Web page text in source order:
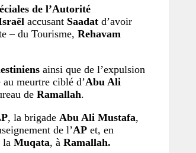
de l’Autorité
accusant Saadat d’avoir
– du Tourisme, Rehavam
ainsi que de l’expulsion
au meurtre ciblé d’Abu Ali
de Ramallah.
, la brigade Abu Ali Mustafa,
de l’AP et, en
la Muqata, à Ramallah.